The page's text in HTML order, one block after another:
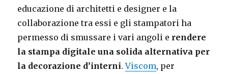
educazione di architetti e designer e la
collaborazione tra essi e gli stampatori ha
permesso di smussare i vari angoli e rendere
la stampa digitale una solida alternativa per
la decorazione d’interni.Viscom, per